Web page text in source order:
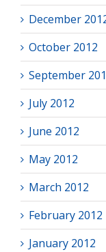
December
October 2012
September
July 2012
June 2012
May 2012
March 2012
February 2012
January 2012